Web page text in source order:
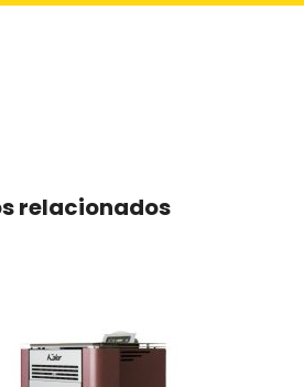
relacionados